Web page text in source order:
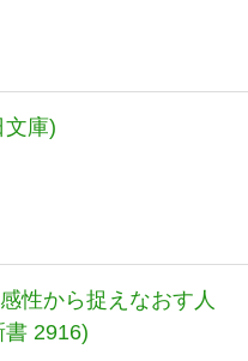
文庫)
性から捉えなおす人
書 2916)